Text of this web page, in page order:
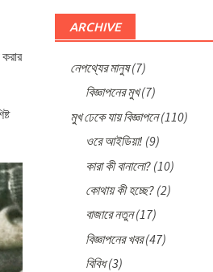
ARCHIVE
নেপথ্যের মানুষ(7)
বিজ্ঞাপনের মুখ(7)
মুখ ঢেকে যায় বিজ্ঞাপনে(110)
ওরে আইডিয়া! (9)
কারা কী বানালো? (10)
কোথায় কী হচ্ছে? (2)
বাজারে নতুন(17)
বিজ্ঞাপনের খবর(47)
বিবিধ(3)